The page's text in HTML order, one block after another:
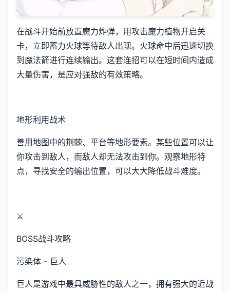
在战斗开始前放置魔力炸弹，用攻击魔力植物开启关
卡，立即蓄力火球等待敌人出现。火球命中后迅速切换
到魔法箭进行连续输出。这套连招可以在短时间内造成
大量伤害，是应对强敌的有效策略。
地形利用战术
善用地图中的荆棘、平台等地形要素。某些位置可以让
你攻击到敌人，而敌人却无法攻击到你。观察地形特
点，寻找安全的输出位置，可以大大降低战斗难度。
⚔️
BOSS战斗攻略
污染体 - 巨人
巨人是游戏中最具威胁性的敌人之一，拥有强大的近战